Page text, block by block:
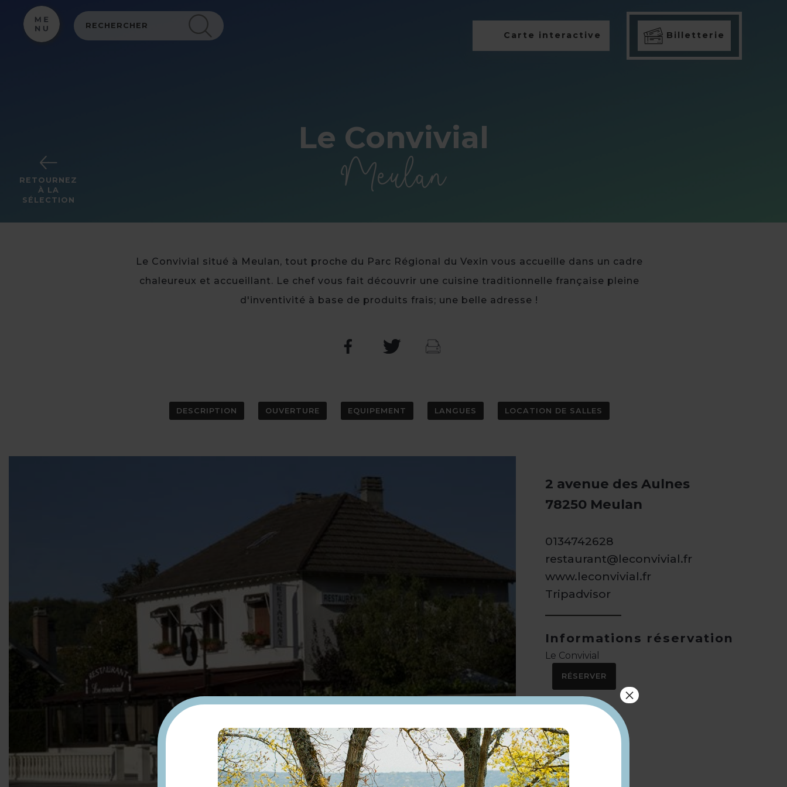
Carte interactive Billetterie
RETOURNEZ
À LA
SÉLECTION
Le Convivial
Meulan
Le Convivial situé à Meulan, tout proche du Parc Régional du Vexin vous accueille dans un cadre
chaleureux et accueillant. Le chef vous fait découvrir une cuisine traditionnelle française pleine
d'inventivité à base de produits frais; une belle adresse !
DESCRIPTION OUVERTURE EQUIPEMENT LANGUES LOCATION DE SALLES
2 avenue des Aulnes
78250 Meulan
0134742628
restaurant@leconvivial.fr
www.leconvivial.fr
Tripadvisor
Informations réservation
Le Convivial
RÉSERVER
×
Panneau de gestion des cookies